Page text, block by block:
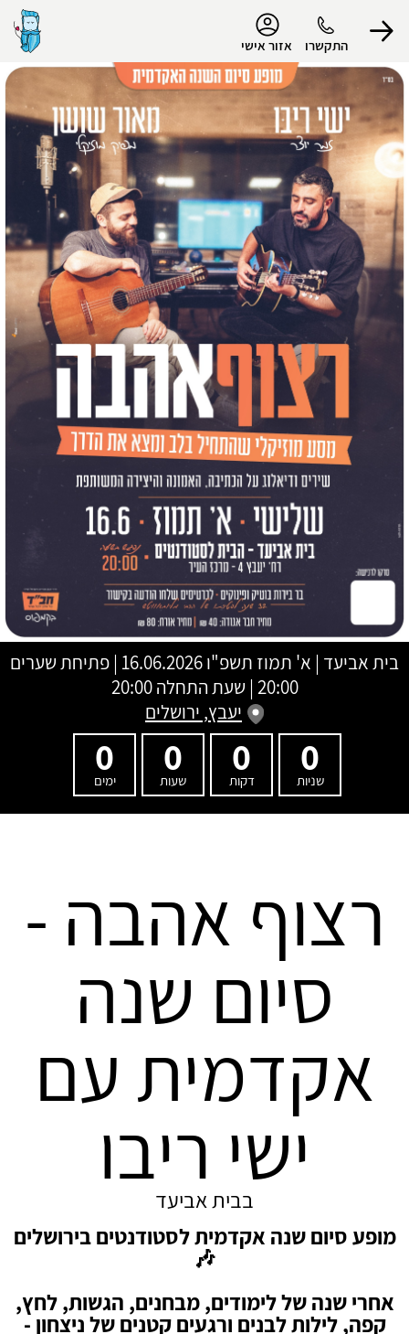
התקשרו אזור אישי
הפרופיל שלי
התנתק
בית אביעד | א' תמוז תשפ"ו
16.06.2026 | פתיחת שערים
20:00 | שעת התחלה 20:00
יעבץ, ירושלים
0
שניות
0
דקות
0
שעות
0
ימים
רצוף אהבה -
סיום שנה
אקדמית עם
ישי ריבו
בבית אביעד
מופע סיום שנה אקדמית לסטודנטים בירושלים
🎶
אחרי שנה של לימודים, מבחנים, הגשות, לחץ,
קפה, לילות לבנים ורגעים קטנים של ניצחון -